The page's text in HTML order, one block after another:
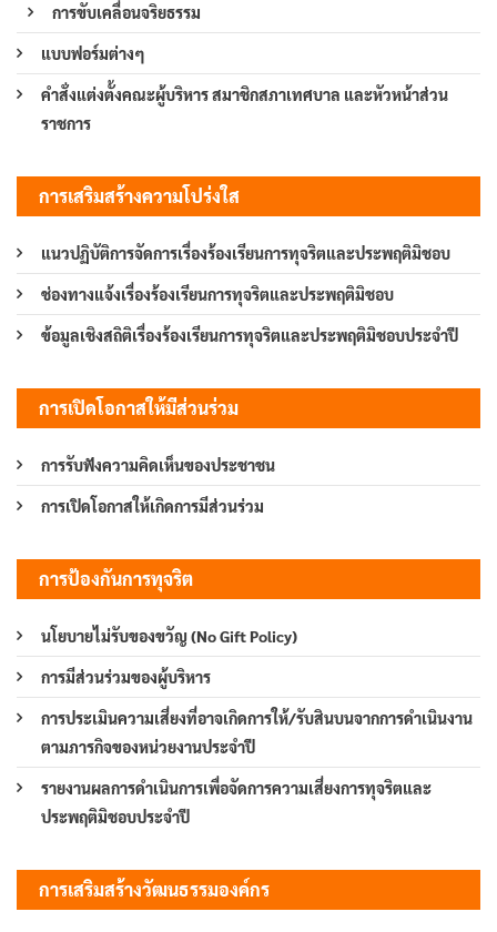
การขับเคลื่อนจริยธรรม
แบบฟอร์มต่างๆ
คำสั่งแต่งตั้งคณะผู้บริหาร สมาชิกสภาเทศบาล และหัวหน้าส่วน
ราชการ
การเสริมสร้างความโปร่งใส
แนวปฏิบัติการจัดการเรื่องร้องเรียนการทุจริตและประพฤติมิชอบ
ช่องทางแจ้งเรื่องร้องเรียนการทุจริตและประพฤติมิชอบ
ข้อมูลเชิงสถิติเรื่องร้องเรียนการทุจริตและประพฤติมิชอบประจำปี
การเปิดโอกาสให้มีส่วนร่วม
การรับฟังความคิดเห็นของประชาชน
การเปิดโอกาสให้เกิดการมีส่วนร่วม
การป้องกันการทุจริต
นโยบายไม่รับของขวัญ (No Gift Policy)
การมีส่วนร่วมของผู้บริหาร
การประเมินความเสี่ยงที่อาจเกิดการให้/รับสินบนจากการดำเนินงาน
ตามภารกิจของหน่วยงานประจำปี
รายงานผลการดำเนินการเพื่อจัดการความเสี่ยงการทุจริตและ
ประพฤติมิชอบประจำปี
การเสริมสร้างวัฒนธรรมองค์กร